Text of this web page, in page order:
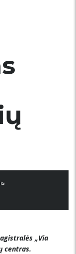
„Via
centras.